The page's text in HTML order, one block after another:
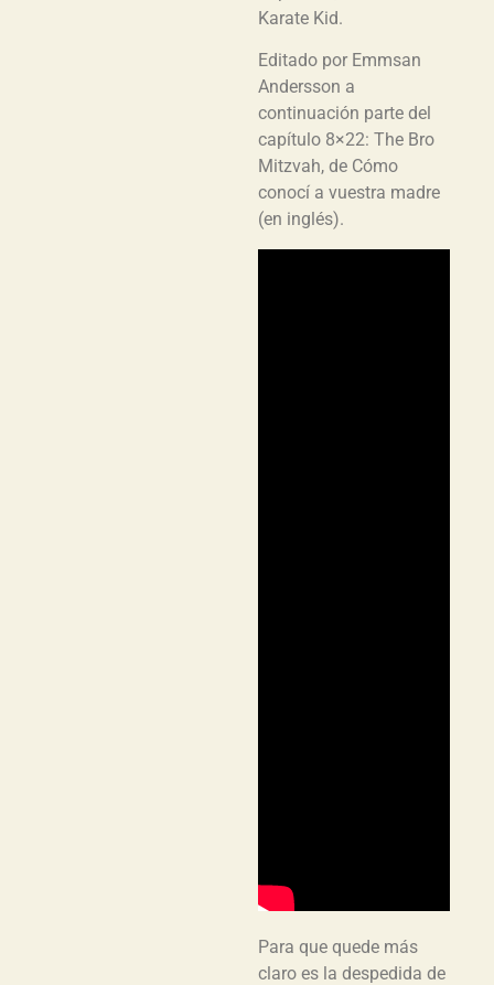
Karate Kid.
Editado por Emmsan
Andersson a
continuación parte del
capítulo 8×22: The Bro
Mitzvah, de Cómo
conocí a vuestra madre
(en inglés).
Para que quede más
claro es la despedida de